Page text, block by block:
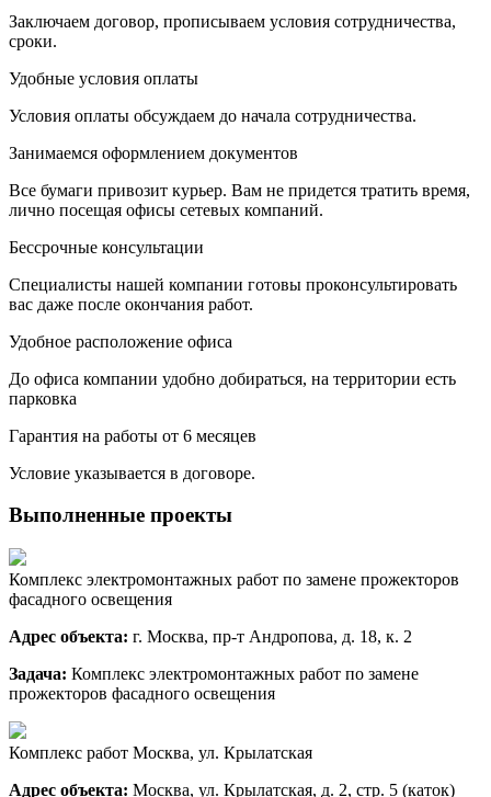
Заключаем договор, прописываем условия сотрудничества,
сроки.
Удобные условия оплаты
Условия оплаты обсуждаем до начала сотрудничества.
Занимаемся оформлением документов
Все бумаги привозит курьер. Вам не придется тратить время,
лично посещая офисы сетевых компаний.
Бессрочные консультации
Специалисты нашей компании готовы проконсультировать
вас даже после окончания работ.
Удобное расположение офиса
До офиса компании удобно добираться, на территории есть
парковка
Гарантия на работы от 6 месяцев
Условие указывается в договоре.
Выполненные проекты
Комплекс электромонтажных работ по замене прожекторов
фасадного освещения
Адрес объекта: г. Москва, пр-т Андропова, д. 18, к. 2
Задача: Комплекс электромонтажных работ по замене
прожекторов фасадного освещения
Комплекс работ Москва, ул. Крылатская
Адрес объекта: Москва, ул. Крылатская, д. 2, стр. 5 (каток)